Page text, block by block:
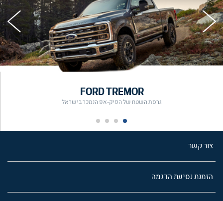
FORD TREMOR
גרסת השטח של הפיק-אפ הנמכר בישראל
צור קשר
הזמנת נסיעת הדגמה